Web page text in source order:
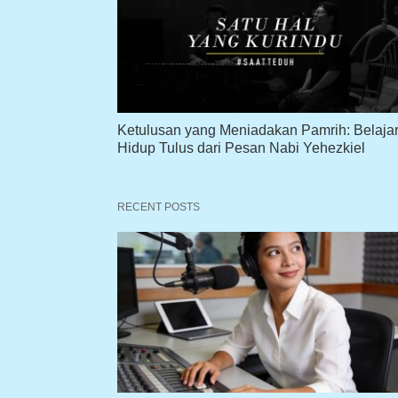
Ketulusan yang Meniadakan Pamrih: Belajar
Hidup Tulus dari Pesan Nabi Yehezkiel
RECENT POSTS